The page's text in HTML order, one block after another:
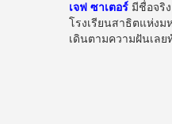
เจฟ ซาเตอร์ มีชื่อจริ
โรงเรียนสาธิตแห่ง
เดินตามความฝันเล